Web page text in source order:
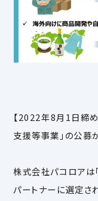
【2022年8月1日締
支援等事業」の公募
株式会社パコロアは
パートナーに選定さ